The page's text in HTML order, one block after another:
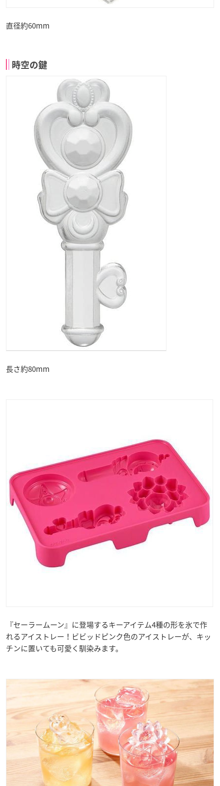
直径約60mm
時空の鍵
長さ約80mm
『セーラームーン』に登場するキーアイテム4種の形を氷で作
れるアイストレー！ビビッドピンク色のアイストレーが、キッ
チンに置いても可愛く馴染みます。